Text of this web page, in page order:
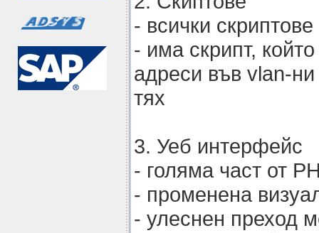
- всички
- има скрипт,
адреси във vlan-ни
тях
3. Уеб интерфейс
- голяма част от
- променена
- улеснен преход